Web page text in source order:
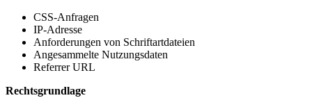
CSS-Anfragen
IP-Adresse
Anforderungen von Schriftartdateien
Angesammelte Nutzungsdaten
Referrer URL
Rechtsgrundlage